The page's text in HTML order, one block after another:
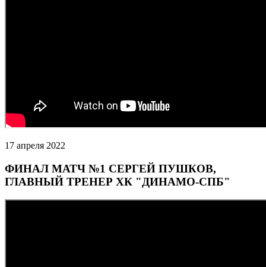
17 апреля 2022
ФИНАЛ МАТЧ №1 СЕРГЕЙ ПУШКОВ,
ГЛАВНЫЙ ТРЕНЕР ХК "ДИНАМО-СПБ"